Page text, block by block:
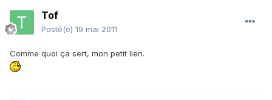
Tof
Posté(e) 19 mai 2011
Comme quoi ça sert, mon petit lien.